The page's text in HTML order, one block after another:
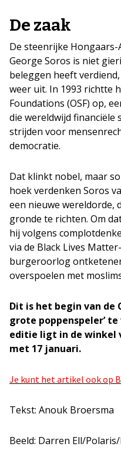
De zaak
De steenrijke
George Soros is niet
beleggen heeft
weer uit. In 1993 richtte
Foundations (OSF) op,
die wereldwijd financiële
strijden voor
democratie.
Dat klinkt nobel, maar
hoek verdenken Soros
een nieuwe wereldorde,
gronde te richten. Om
hij volgens
via de Black Lives
burgeroorlog
overspoelen met
Dit is het begin van de
grote poppenspeler’ te
editie ligt in de winkel
met 17 januari.
Je kunt het artikel ook op
Tekst: Anouk Broersma
Beeld: Darren Ell/